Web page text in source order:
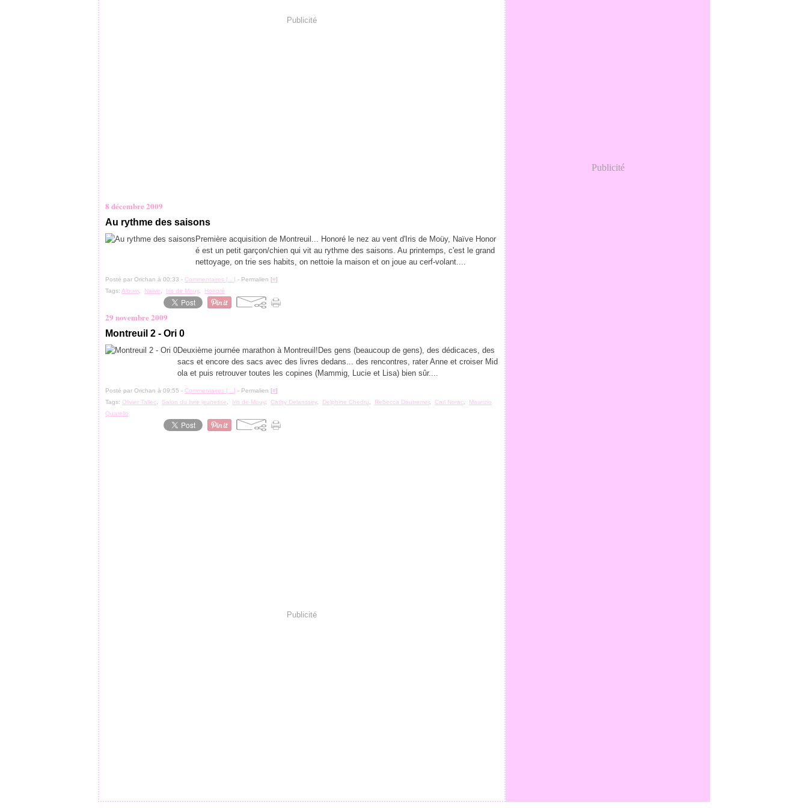
Publicité
8 décembre 2009
Au rythme des saisons
Première acquisition de Montreuil... Honoré le nez au vent d'Iris de Moüy, Naïve Honor
é est un petit garçon/chien qui vit au rythme des saisons. Au printemps, c'est le grand
nettoyage, on trie ses habits, on nettoie la maison et on joue au cerf-volant....
Posté par Orichan à 00:33 - Commentaires [ ] - Permalien [#]
Tags: Album Naïve Iris de Mouy, Honoré
29 novembre 2009
Montreuil 2 - Ori 0
Deuxième journée marathon à Montreuil!Des gens (beaucoup de gens), des dédicaces, des
sacs et encore des sacs avec des livres dedans... des rencontres, rater Anne et croiser Mid
ola et puis retrouver toutes les copines (Mammig, Lucie et Lisa) bien sûr....
Posté par Orichan à 09:55 - Commentaires [ ] - Permalien [#]
Tags: Olivier Tallec Salon du livre jeunesse Iris de Mouy, Cathy Delanssey, Delphine Chedru Rebecca Dautremer, Carl Norac
Maurizio
Quarello
Publicité
Publicité